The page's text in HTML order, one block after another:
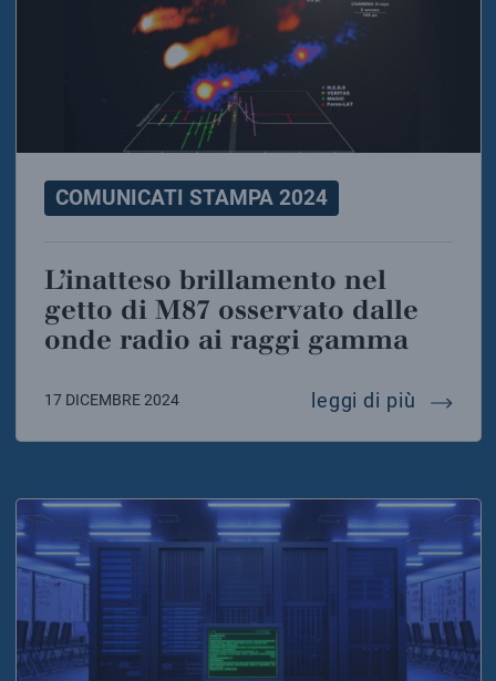
COMUNICATI STAMPA 2024
L’inatteso brillamento nel
getto di M87 osservato dalle
onde radio ai raggi gamma
17 DICEMBRE 2024 leggi di più